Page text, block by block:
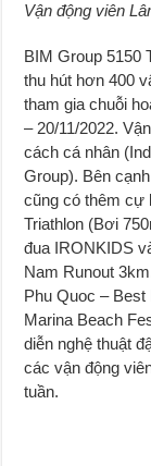
Vận động viên
BIM Group 5150
thu hút hơn 400
tham gia chuỗi
– 20/11/2022.
cách cá nhân
Group). Bên
cũng có thêm cự
Triathlon (Bơi
đua IRONKIDS
Nam Runout
Phu Quoc – Best
Marina Beach
diễn nghệ thuật
các vận động
tuần.